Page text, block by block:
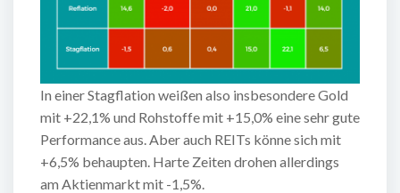
In einer Stagflation weißen also insbesondere Gold
mit +22,1% und Rohstoffe mit +15,0% eine sehr gute
Performance aus. Aber auch REITs könne sich mit
+6,5% behaupten. Harte Zeiten drohen allerdings
am Aktienmarkt mit -1,5%.